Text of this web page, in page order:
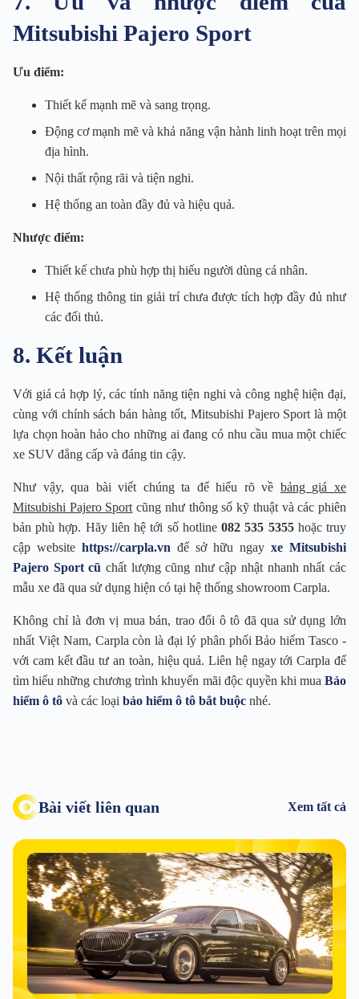
Mitsubishi Pajero Sport
Ưu điểm:
Thiết kế mạnh mẽ và sang trọng.
Động cơ mạnh mẽ và khả năng vận hành linh hoạt trên mọi
địa hình.
Nội thất rộng rãi và tiện nghi.
Hệ thống an toàn đầy đủ và hiệu quả.
Nhược điểm:
Thiết kế chưa phù hợp thị hiếu người dùng cá nhân.
Hệ thống thông tin giải trí chưa được tích hợp đầy đủ như
các đối thủ.
8. Kết luận
Với giá cả hợp lý, các tính năng tiện nghi và công nghệ hiện đại,
cùng với chính sách bán hàng tốt, Mitsubishi Pajero Sport là một
lựa chọn hoàn hảo cho những ai đang có nhu cầu mua một chiếc
xe SUV đẳng cấp và đáng tin cậy.
Như vậy, qua bài viết chúng ta để hiểu rõ về bảng giá xe
Mitsubishi Pajero Sport cũng như thông số kỹ thuật và các phiên
bản phù hợp. Hãy liên hệ tới số hotline082 535 5355hoặc truy
cập website https://carpla.vn để sở hữu ngay xe Mitsubishi
Pajero Sport cũ chất lượng cũng như cập nhật nhanh nhất các
mẫu xe đã qua sử dụng hiện có tại hệ thống showroom Carpla.
Không chỉ là đơn vị mua bán, trao đổi ô tô đã qua sử dụng lớn
nhất Việt Nam, Carpla còn là đại lý phân phối Bảo hiểm Tasco -
với cam kết đầu tư an toàn, hiệu quả. Liên hệ ngay tới Carpla để
tìm hiểu những chương trình khuyến mãi độc quyền khi mua Bảo
hiểm ô tô và các loại bảo hiểm ô tô bắt buộc nhé.
Bài viết liên quan Xem tất cả